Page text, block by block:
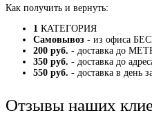
Как получить и вернуть:
1 КАТЕГОРИЯ
Самовывоз - из офиса
200 руб. - доставка до
350 руб. - доставка до
550 руб. - доставка в день
Отзывы наших